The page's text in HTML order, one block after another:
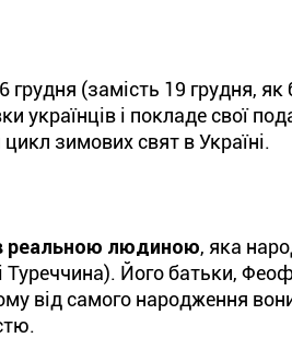
(замість 19 грудня,
українців і покладе свої
зимових свят в Україні.
реальною людиною, яка
Туреччина). Його батьки,
самого народження вони